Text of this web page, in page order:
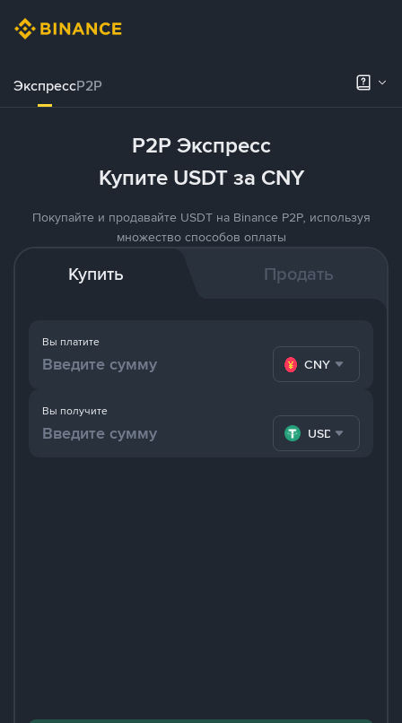
ЭкспрессP2P
P2P Экспресс
Купите USDT за CNY
Покупайте и продавайте USDT на Binance P2P, используя
множество способов оплаты
Купить Продать
Вы платите
CNY
Вы получите
USDT